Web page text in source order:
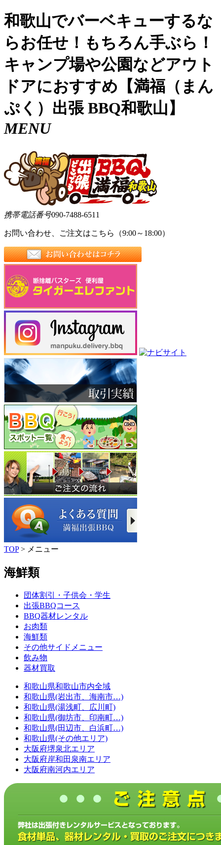
和歌山でバーベキューするな
らお任せ！もちろん手ぶら！
キャンプ場や公園などアウト
ドアにおすすめ【満福（まん
ぷく）出張 BBQ和歌山】
MENU
携帯電話番号090-7488-6511
お問い合わせ、ご注文はこちら（9:00～18:00）
TOP> メニュー
海鮮類
団体割引・子供会・学生
出張BBQコース
BBQ器材レンタル
お肉類
海鮮類
その他サイドメニュー
飲み物
器材買取
和歌山県和歌山市内全域
和歌山県(岩出市、海南市…)
和歌山県(湯浅町、広川町)
和歌山県(御坊市、印南町…)
和歌山県(田辺市、白浜町…)
和歌山県(その他エリア)
大阪府堺泉北エリア
大阪府岸和田泉南エリア
大阪府南河内エリア